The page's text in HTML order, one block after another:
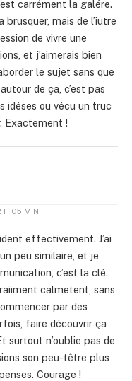
carrément la galére.
brusquer, mais de l’iutre
de vivre une
et j’aimerais bien
le sujet sans que
de ça, c’est pas
idéses ou vécu un truc
Exactement !
H 05 MIN
effectivement. J’ai
peu similaire, et je
c’est la clé.
calmetent, sans
par des
faire découvrir ça
surtout n’oublie pas de
son peu-têtre plus
Courage !